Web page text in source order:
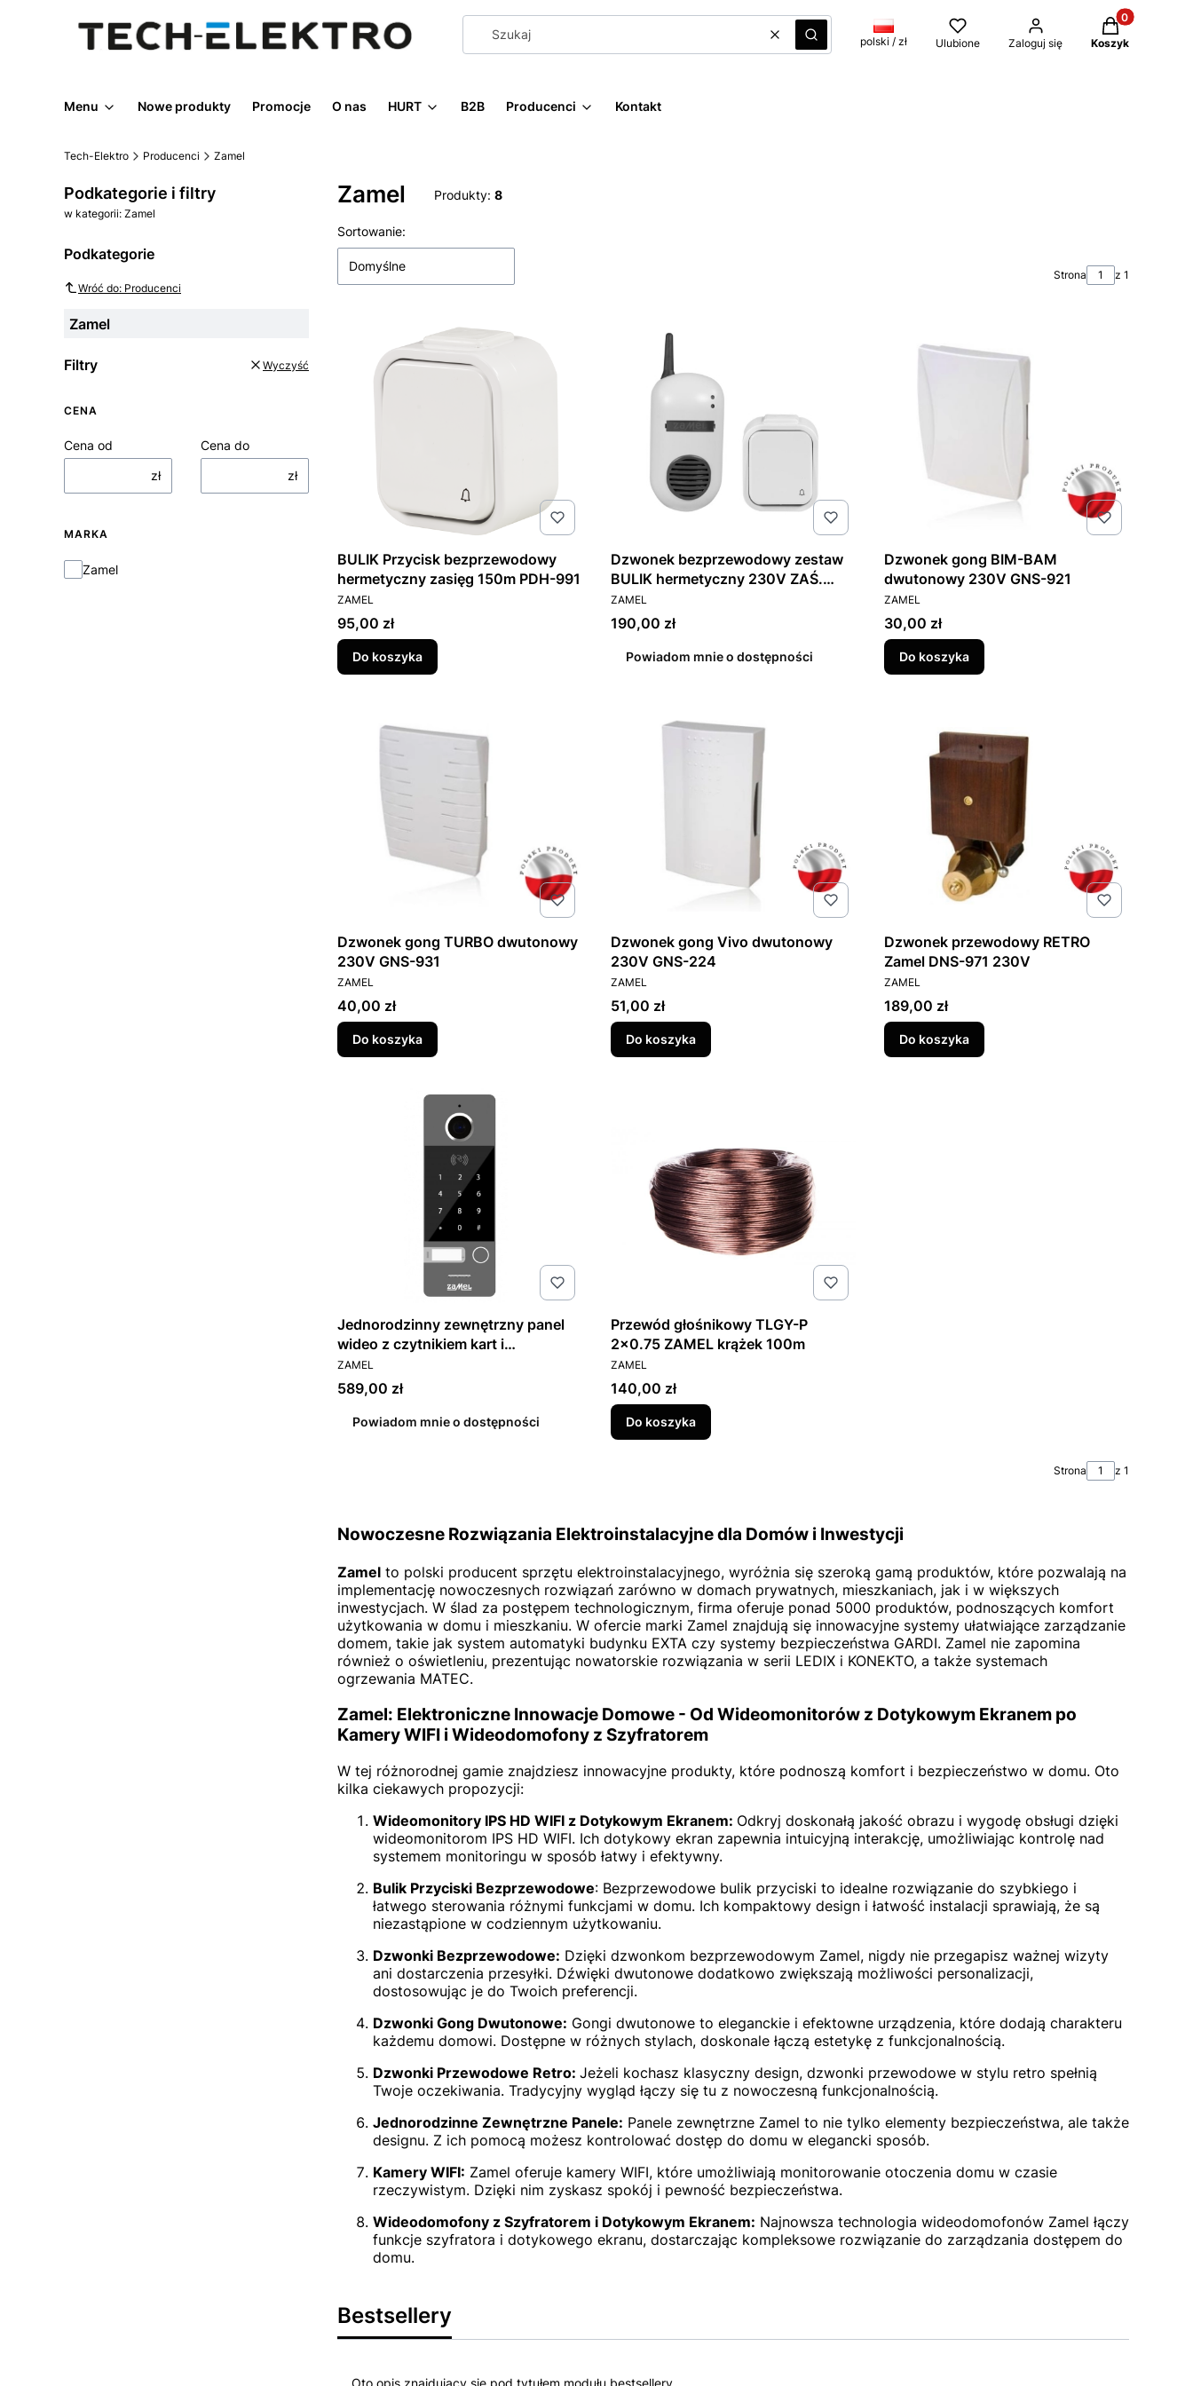
WyczyśćSzukaj polski / zł Ulubione Zaloguj się
Produkty w
Koszyk
Menu Nowe produkty Promocje O nas HURT B2B Producenci Kontakt
Tech-Elektro Producenci Zamel
Podkategorie i filtry
w kategorii: Zamel
Podkategorie
Wróć do: Producenci
Zamel
Filtry Wyczyść
CENA
Cena od
zł
Cena do
zł
MARKA
Marka
Zamel
Zamel Produkty: 8
Lista produktów
Sortowanie:
Domyślne
Strona z 1
BULIK Przycisk bezprzewodowy
hermetyczny zasięg 150m PDH-991
PRODUCENT
ZAMEL
Cena
95,00 zł
Do koszyka
Dzwonek bezprzewodowy zestaw
BULIK hermetyczny 230V ZAŚ.
150M TYP: DRS-982H
PRODUCENT
ZAMEL
Cena
190,00 zł
Powiadom mnie o dostępności
Dzwonek gong BIM-BAM
dwutonowy 230V GNS-921
PRODUCENT
ZAMEL
Cena
30,00 zł
Do koszyka
Dzwonek gong TURBO dwutonowy
230V GNS-931
PRODUCENT
ZAMEL
Cena
40,00 zł
Do koszyka
Dzwonek gong Vivo dwutonowy
230V GNS-224
PRODUCENT
ZAMEL
Cena
51,00 zł
Do koszyka
Dzwonek przewodowy RETRO
Zamel DNS-971 230V
PRODUCENT
ZAMEL
Cena
189,00 zł
Do koszyka
Jednorodzinny zewnętrzny panel
wideo z czytnikiem kart i
szyfratorem HD SZARY TYP: VO-
812IDSPHD
PRODUCENT
ZAMEL
Cena
589,00 zł
Powiadom mnie o dostępności
Przewód głośnikowy TLGY-P
2x0.75 ZAMEL krążek 100m
PRODUCENT
ZAMEL
Cena
140,00 zł
Do koszyka
Strona z 1
Nowoczesne Rozwiązania Elektroinstalacyjne dla Domów i Inwestycji
Zamel to polski producent sprzętu elektroinstalacyjnego, wyróżnia się szeroką gamą produktów, które pozwalają na
implementację nowoczesnych rozwiązań zarówno w domach prywatnych, mieszkaniach, jak i w większych
inwestycjach. W ślad za postępem technologicznym, firma oferuje ponad 5000 produktów, podnoszących komfort
użytkowania w domu i mieszkaniu. W ofercie marki Zamel znajdują się innowacyjne systemy ułatwiające zarządzanie
domem, takie jak system automatyki budynku EXTA czy systemy bezpieczeństwa GARDI. Zamel nie zapomina
również o oświetleniu, prezentując nowatorskie rozwiązania w serii LEDIX i KONEKTO, a także systemach
ogrzewania MATEC.
Zamel: Elektroniczne Innowacje Domowe - Od Wideomonitorów z Dotykowym Ekranem po
Kamery WIFI i Wideodomofony z Szyfratorem
W tej różnorodnej gamie znajdziesz innowacyjne produkty, które podnoszą komfort i bezpieczeństwo w domu. Oto
kilka ciekawych propozycji:
Wideomonitory IPS HD WIFI z Dotykowym Ekranem: Odkryj doskonałą jakość obrazu i wygodę obsługi dzięki
wideomonitorom IPS HD WIFI. Ich dotykowy ekran zapewnia intuicyjną interakcję, umożliwiając kontrolę nad
systemem monitoringu w sposób łatwy i efektywny.
Bulik Przyciski Bezprzewodowe: Bezprzewodowe bulik przyciski to idealne rozwiązanie do szybkiego i
łatwego sterowania różnymi funkcjami w domu. Ich kompaktowy design i łatwość instalacji sprawiają, że są
niezastąpione w codziennym użytkowaniu.
Dzwonki Bezprzewodowe: Dzięki dzwonkom bezprzewodowym Zamel, nigdy nie przegapisz ważnej wizyty
ani dostarczenia przesyłki. Dźwięki dwutonowe dodatkowo zwiększają możliwości personalizacji,
dostosowując je do Twoich preferencji.
Dzwonki Gong Dwutonowe: Gongi dwutonowe to eleganckie i efektowne urządzenia, które dodają charakteru
każdemu domowi. Dostępne w różnych stylach, doskonale łączą estetykę z funkcjonalnością.
Dzwonki Przewodowe Retro: Jeżeli kochasz klasyczny design, dzwonki przewodowe w stylu retro spełnią
Twoje oczekiwania. Tradycyjny wygląd łączy się tu z nowoczesną funkcjonalnością.
Jednorodzinne Zewnętrzne Panele: Panele zewnętrzne Zamel to nie tylko elementy bezpieczeństwa, ale także
designu. Z ich pomocą możesz kontrolować dostęp do domu w elegancki sposób.
Kamery WIFI: Zamel oferuje kamery WIFI, które umożliwiają monitorowanie otoczenia domu w czasie
rzeczywistym. Dzięki nim zyskasz spokój i pewność bezpieczeństwa.
Wideodomofony z Szyfratorem i Dotykowym Ekranem: Najnowsza technologia wideodomofonów Zamel łączy
funkcje szyfratora i dotykowego ekranu, dostarczając kompleksowe rozwiązanie do zarządzania dostępem do
domu.
Bestsellery
Oto opis znajdujący się pod tytułem modułu bestsellery